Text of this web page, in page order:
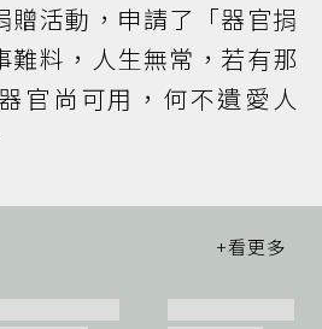
贈活動，申請了「器官捐
難料，人生無常，若有那
官尚可用，何不遺愛人